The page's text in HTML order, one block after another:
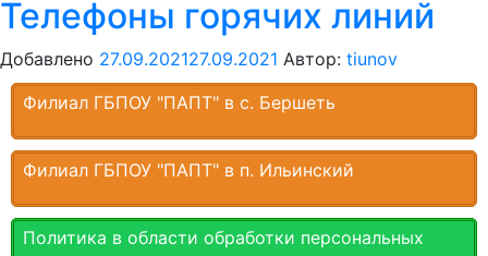
Телефоны горячих линий
Добавлено 27.09.202127.09.2021 Автор: tiunov
Филиал ГБПОУ "ПАПТ" в с. Бершеть
Филиал ГБПОУ "ПАПТ" в п. Ильинский
Политика в области обработки персональных